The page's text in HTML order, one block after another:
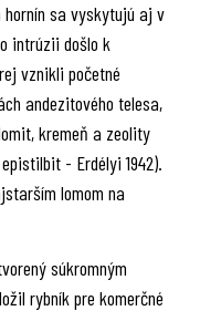
sa vyskytujú aj v
intrúzii došlo k
vznikli početné
andezitového telesa,
kremeň a zeolity
- Erdélyi 1942).
lomom na
súkromným
rybník pre komerčné